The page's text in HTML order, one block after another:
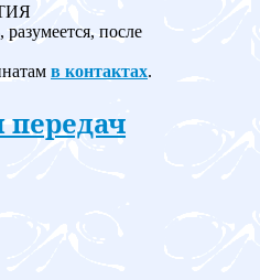
после
в контактах.